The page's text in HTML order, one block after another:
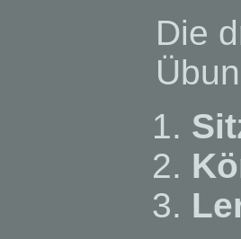
Die